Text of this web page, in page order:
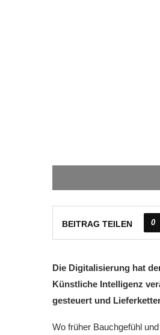
BEITRAG TEILEN 0
Die Digitalisierung hat
Künstliche Intelligenz
gesteuert und
Wo früher Bauchgefühl